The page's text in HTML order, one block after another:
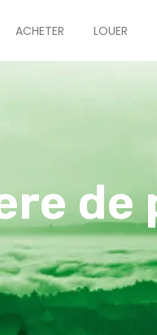
ACHETER LOUER
de